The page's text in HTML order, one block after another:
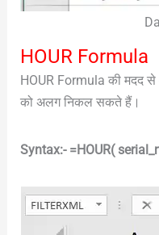
HOUR Formula
HOUR Formula की मदद
को अलग निकल सकते हैं।
Syntax:- =HOUR(